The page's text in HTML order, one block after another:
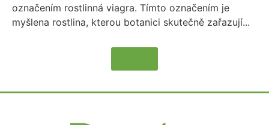
označením rostlinná viagra. Tímto označením je
myšlena rostlina, kterou botanici skutečně zařazují...